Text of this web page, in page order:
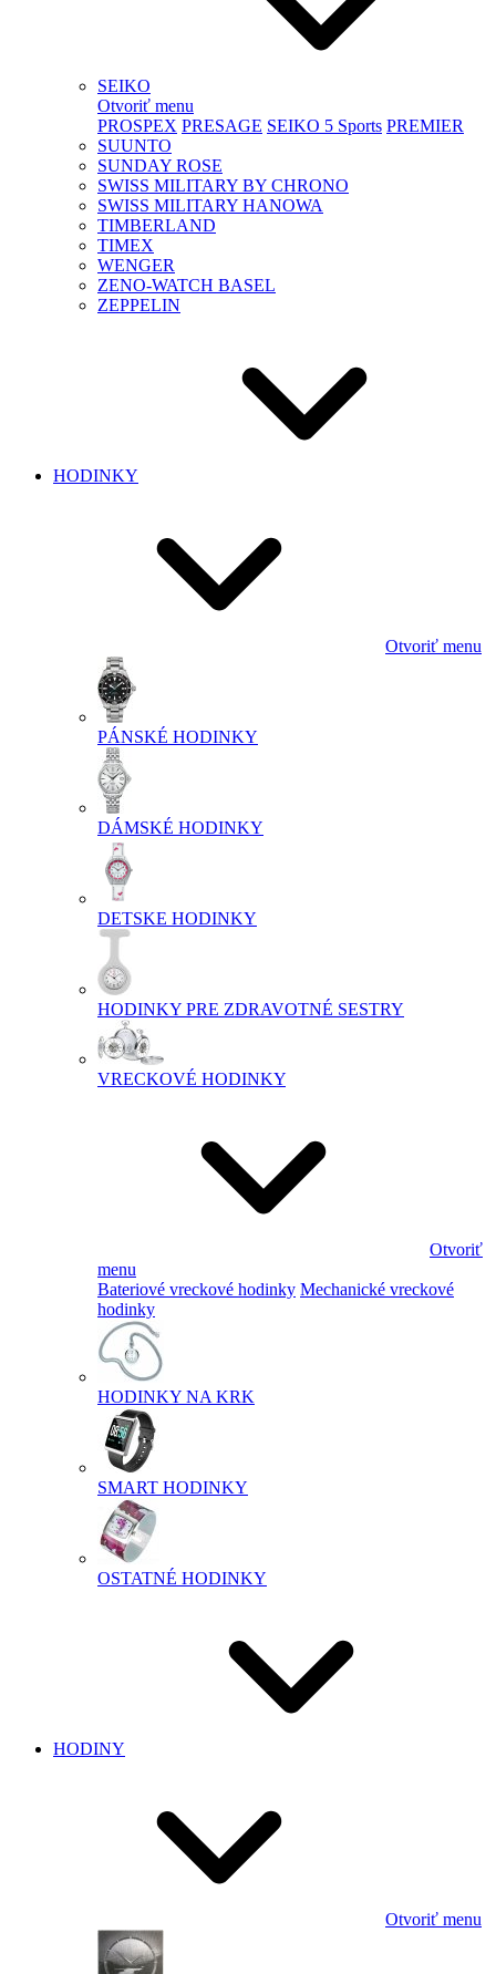
SEIKO
Otvoriť menu
PROSPEX PRESAGE SEIKO 5 Sports PREMIER
SUUNTO
SUNDAY ROSE
SWISS MILITARY BY CHRONO
SWISS MILITARY HANOWA
TIMBERLAND
TIMEX
WENGER
ZENO-WATCH BASEL
ZEPPELIN
HODINKY
Otvoriť menu
PÁNSKÉ HODINKY
DÁMSKÉ HODINKY
DETSKE HODINKY
HODINKY PRE ZDRAVOTNÉ SESTRY
VRECKOVÉ HODINKY
Otvoriť
menu
Bateriové vreckové hodinky Mechanické vreckové
hodinky
HODINKY NA KRK
SMART HODINKY
OSTATNÉ HODINKY
HODINY
Otvoriť menu